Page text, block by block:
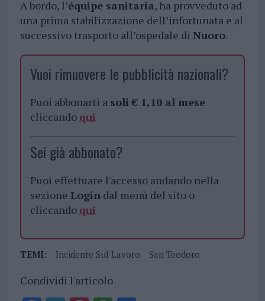
A bordo, l’équipe sanitaria, ha provveduto ad
una prima stabilizzazione dell’infortunata e al
successivo trasporto all’ospedale di Nuoro.
Vuoi rimuovere le pubblicità nazionali?
Puoi abbonarti a soli € 1,10 al mese
cliccando qui
Sei già abbonato?
Puoi effettuare l'accesso andando nella
sezione Login dal menù del sito o
cliccando qui
TEMI: Incidente Sul Lavoro San Teodoro
Condividi l'articolo